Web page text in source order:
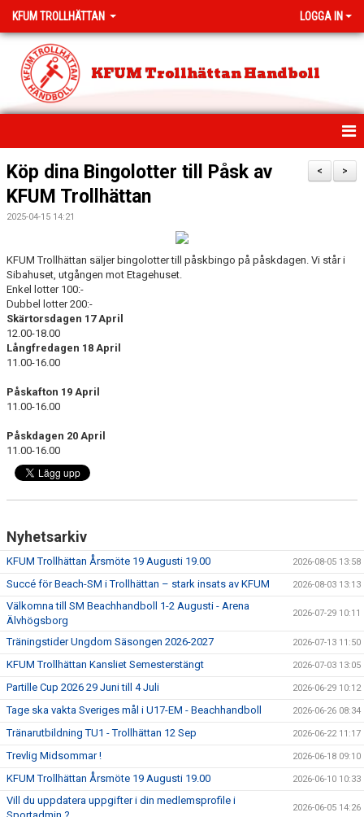
KFUM TROLLHÄTTAN LOGGA IN
KFUM Trollhättan Handboll
HEM
NYHETER
PROVA PÅ HANDBOLL
KLUBBSHOP
KLASSHANDBOLL
HEMMAMATCHER
BILDGALLERI
MATCHER
FÖRSÄKRING HANDBOLL
TRÄNINGSTID UNGDOM 2627
VISION
STYRELSEN
>
<
Köp dina Bingolotter till Påsk av
KFUM Trollhättan
2025-04-15 14:21
KFUM Trollhättan säljer bingolotter till påskbingo på påskdagen. Vi står i
Sibahuset, utgången mot Etagehuset.
Enkel lotter 100:-
Dubbel lotter 200:-
Skärtorsdagen 17 April
12.00-18.00
Långfredagen 18 April
11.00-16.00
Påskafton 19 April
11.00-16.00
Påskdagen 20 April
11.00-16.00
Nyhetsarkiv
KFUM Trollhättan Årsmöte 19 Augusti 19.00 2026-08-05 13:58
Succé för Beach-SM i Trollhättan – stark insats av KFUM 2026-08-03 13:13
Välkomna till SM Beachhandboll 1-2 Augusti - Arena
Älvhögsborg
2026-07-29 10:11
Träningstider Ungdom Säsongen 2026-2027 2026-07-13 11:50
KFUM Trollhättan Kansliet Semesterstängt 2026-07-03 13:05
Partille Cup 2026 29 Juni till 4 Juli 2026-06-29 10:12
Tage ska vakta Sveriges mål i U17-EM - Beachhandboll 2026-06-26 08:34
Tränarutbildning TU1 - Trollhättan 12 Sep 2026-06-22 11:17
Trevlig Midsommar ! 2026-06-18 09:10
KFUM Trollhättan Årsmöte 19 Augusti 19.00 2026-06-10 10:33
Vill du uppdatera uppgifter i din medlemsprofile i
2026-06-05 14:26